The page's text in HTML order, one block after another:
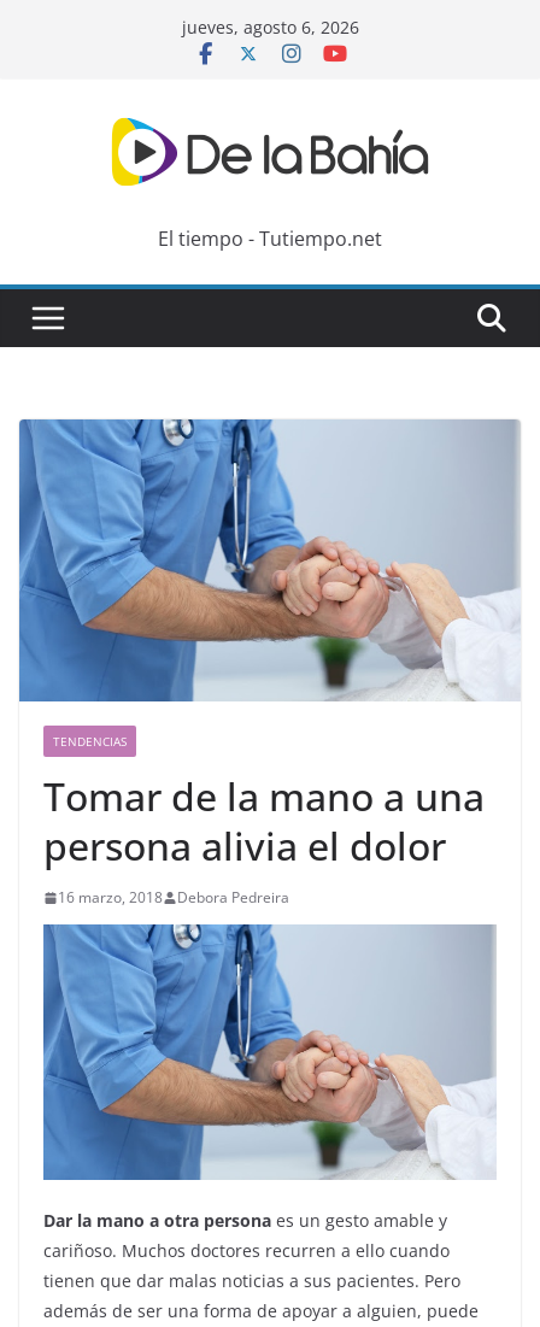
jueves, agosto 6, 2026
El tiempo - Tutiempo.net
TENDENCIAS
Tomar de la mano a una
persona alivia el dolor
16 marzo, 2018 Debora Pedreira
Dar la mano a otra persona es un gesto amable y
cariñoso. Muchos doctores recurren a ello cuando
tienen que dar malas noticias a sus pacientes. Pero
además de ser una forma de apoyar a alguien, puede